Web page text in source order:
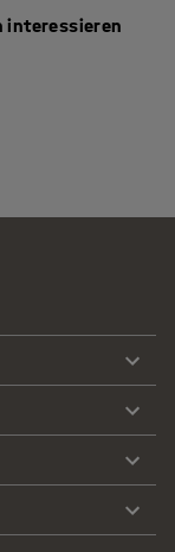
interessieren